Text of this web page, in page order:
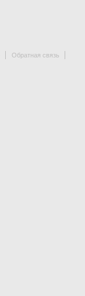
Обратная связь